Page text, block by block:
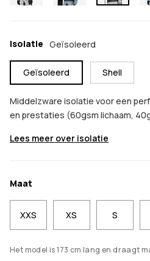
Isolatie Geïsoleerd
Geïsoleerd Shell
Middelzware isolatie voor een
en prestaties (60gsm lichaam,
Lees meer over isolatie
Maat
XXS XS S
Het model is 173 cm lang en draagt